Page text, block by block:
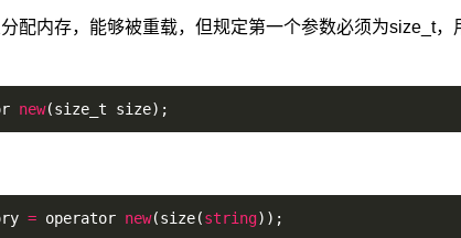
配内存，能够被重载，但规定第一个参数必须为size_t，
new(size_t size);
= operator new(size(string));